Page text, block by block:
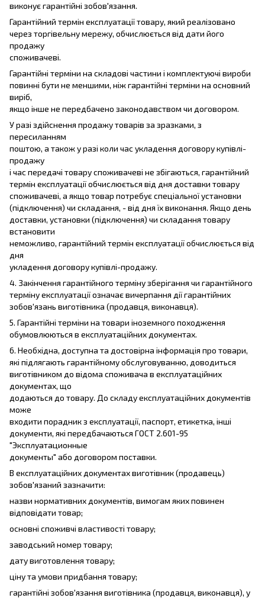
виконує гарантійні зобов'язання.
Гарантійний термін експлуатації товару, який реалізовано
через торгівельну мережу, обчислюється від дати його
продажу
споживачеві.
Гарантійні терміни на складові частини і комплектуючі вироби
повинні бути не меншими, ніж гарантійні терміни на основний
виріб,
якщо інше не передбачено законодавством чи договором.
У разі здійснення продажу товарів за зразками, з
пересиланням
поштою, а також у разі коли час укладення договору купівлі-
продажу
і час передачі товару споживачеві не збігаються, гарантійний
термін експлуатації обчислюється від дня доставки товару
споживачеві, а якщо товар потребує спеціальної установки
(підключення) чи складання, - від дня їх виконання. Якщо день
доставки, установки (підключення) чи складання товару
встановити
неможливо, гарантійний термін експлуатації обчислюється від
дня
укладення договору купівлі-продажу.
4. Закінчення гарантійного терміну зберігання чи гарантійного
терміну експлуатації означає вичерпання дії гарантійних
зобов'язань виготівника (продавця, виконавця).
5. Гарантійні терміни на товари іноземного походження
обумовлюються в експлуатаційних документах.
6. Необхідна, доступна та достовірна інформація про товари,
які підлягають гарантійному обслуговуванню, доводиться
виготівником до відома споживача в експлуатаційних
документах, що
додаються до товару. До складу експлуатаційних документів
може
входити порадник з експлуатації, паспорт, етикетка, інші
документи, які передбачаються ГОСТ 2.601-95
"Эксплуатационные
документы" або договором поставки.
В експлуатаційних документах виготівник (продавець)
зобов'язаний зазначити:
назви нормативних документів, вимогам яких повинен
відповідати товар;
основні споживчі властивості товару;
заводський номер товару;
дату виготовлення товару;
ціну та умови придбання товару;
гарантійні зобов'язання виготівника (продавця, виконавця), у